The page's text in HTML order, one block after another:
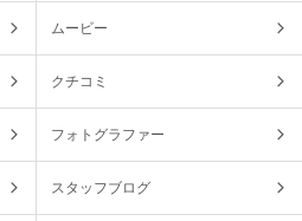
ムービー
クチコミ
フォトグラファー
スタッフブログ